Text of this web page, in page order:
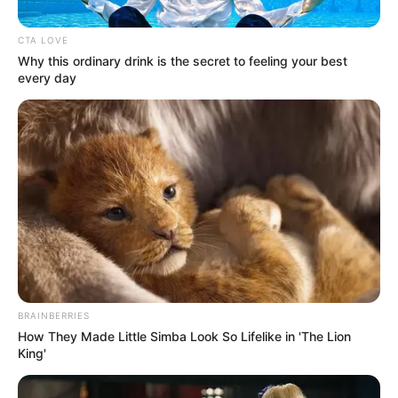
Composición
Inspecciones a las estaciones de gasolina del
departamento
Por:Adriana Cuestas
Marzo 7, 2024
CTA LOVE
Why this ordinary drink is the secret to feeling your best
every day
BRAINBERRIES
How They Made Little Simba Look So Lifelike in 'The Lion
King'